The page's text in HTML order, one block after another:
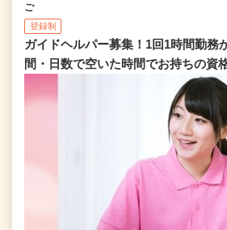
ご
登録制
ガイドヘルパー募集！1回1時間勤務
間・日数で空いた時間でお持ちの資